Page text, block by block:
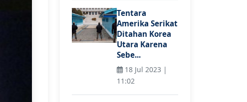
Tentara
Amerika Serikat
Ditahan Korea
Utara Karena
Sebe...
18 Jul 2023 |
11:02